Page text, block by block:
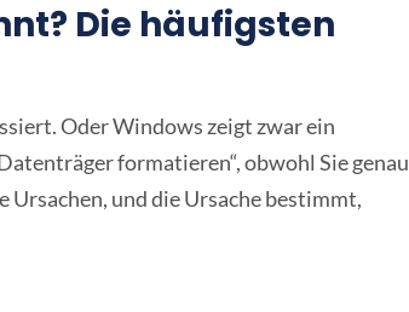
Die häufigsten
Oder Windows zeigt zwar ein
formatieren“, obwohl Sie genau
und die Ursache bestimmt,